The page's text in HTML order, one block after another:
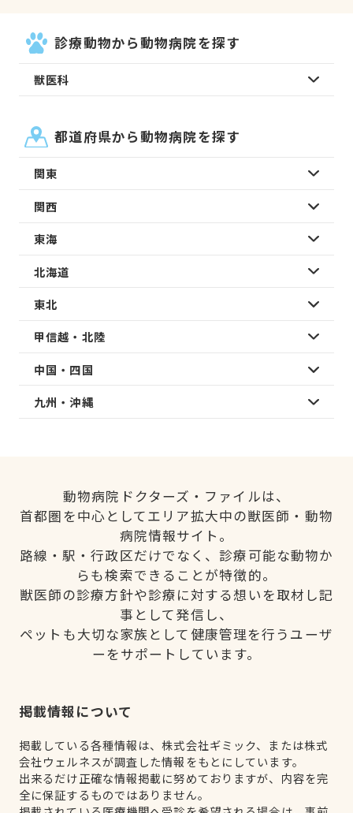
診療動物から動物病院を探す
獣医科
都道府県から動物病院を探す
関東
関西
東海
北海道
東北
甲信越・北陸
中国・四国
九州・沖縄
動物病院ドクターズ・ファイルは、
首都圏を中心としてエリア拡大中の獣医師・動物
病院情報サイト。
路線・駅・行政区だけでなく、診療可能な動物か
らも検索できることが特徴的。
獣医師の診療方針や診療に対する想いを取材し記
事として発信し、
ペットも大切な家族として健康管理を行うユーザ
ーをサポートしています。
掲載情報について
掲載している各種情報は、株式会社ギミック、または株式
会社ウェルネスが調査した情報をもとにしています。
出来るだけ正確な情報掲載に努めておりますが、内容を完
全に保証するものではありません。